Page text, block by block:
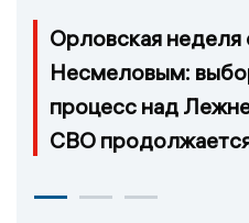
Орловская
Несмеловым:
процесс над
СВО